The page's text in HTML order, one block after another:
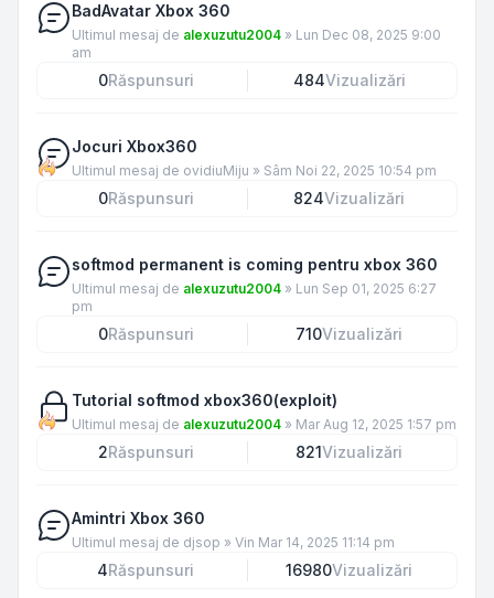
BadAvatar Xbox 360
Ultimul mesaj de alexuzutu2004 » Lun Dec 08, 2025 9:00
am
0Răspunsuri 484Vizualizări
Jocuri Xbox360
Ultimul mesaj de ovidiuMiju » Sâm Noi 22, 2025 10:54 pm
0Răspunsuri 824Vizualizări
softmod permanent is coming pentru xbox 360
Ultimul mesaj de alexuzutu2004 » Lun Sep 01, 2025 6:27
pm
0Răspunsuri 710Vizualizări
Tutorial softmod xbox360(exploit)
Ultimul mesaj de alexuzutu2004 » Mar Aug 12, 2025 1:57 pm
2Răspunsuri 821Vizualizări
Amintri Xbox 360
Ultimul mesaj de djsop » Vin Mar 14, 2025 11:14 pm
4Răspunsuri 16980Vizualizări